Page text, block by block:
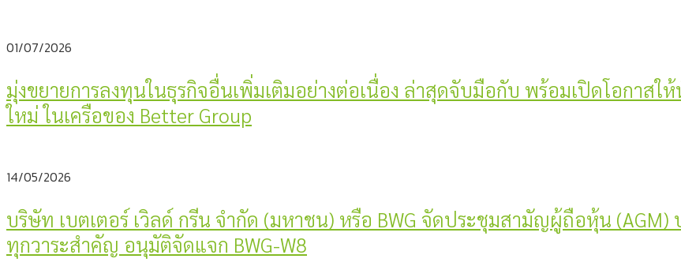
01/07/2026
มุ่งขยายการลงทุนในธุรกิจอื่นเพิ่มเติมอย่างต่อเนื่อง ล่าสุดจับมือกับ พร้อมเปิดโอกาส
ใหม่ ในเครือของ Better Group
14/05/2026
บริษัท เบตเตอร์ เวิลด์ กรีน จำกัด (มหาชน) หรือ BWG จัดประชุมสามัญผู้ถือหุ้น
ทุกวาระสำคัญ อนุมัติจัดแจก BWG-W8